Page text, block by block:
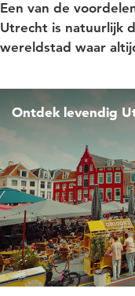
Een van de
Utrecht is natuurlijk
wereldstad waar
Ontdek levendig